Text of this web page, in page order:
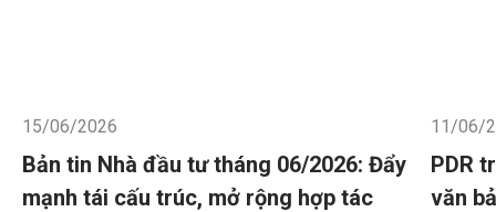
15/06/2026
Bản tin Nhà đầu tư tháng 06/2026: Đẩy
mạnh tái cấu trúc, mở rộng hợp tác
11/06/
PDR
văn